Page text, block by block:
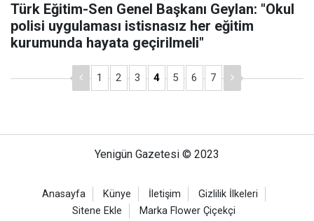
Türk Eğitim-Sen Genel Başkanı Geylan: "Okul
polisi uygulaması istisnasız her eğitim
kurumunda hayata geçirilmeli"
1 2 3 4 5 6 7
Yenigün Gazetesi © 2023
Anasayfa Künye İletişim
Gizlilik İlkeleri
Sitene Ekle
Marka Flower Çiçekçi